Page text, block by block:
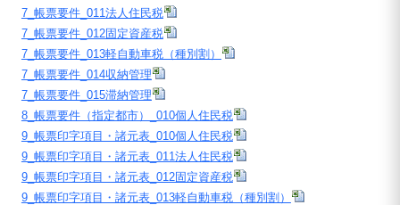
7_帳票要件_011法人住民税
7_帳票要件_012固定資産税
7_帳票要件_013軽自動車税（種別割）
7_帳票要件_014収納管理
7_帳票要件_015滞納管理
8_帳票要件（指定都市）_010個人住民税
9_帳票印字項目・諸元表_010個人住民税
9_帳票印字項目・諸元表_011法人住民税
9_帳票印字項目・諸元表_012固定資産税
9_帳票印字項目・諸元表_013軽自動車税（種別割）